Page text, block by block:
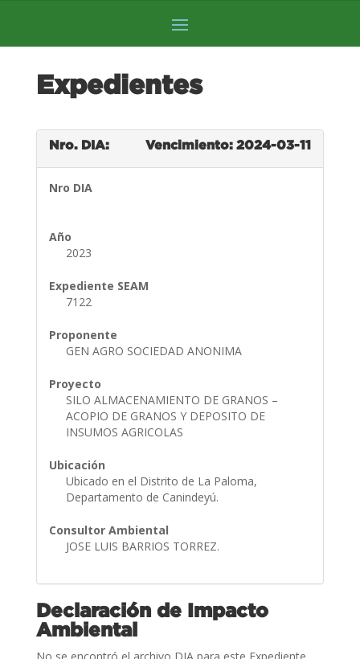
Expedientes
Nro. DIA: Vencimiento: 2024-03-11
Nro DIA
Año
2023
Expediente SEAM
7122
Proponente
GEN AGRO SOCIEDAD ANONIMA
Proyecto
SILO ALMACENAMIENTO DE GRANOS –
ACOPIO DE GRANOS Y DEPOSITO DE
INSUMOS AGRICOLAS
Ubicación
Ubicado en el Distrito de La Paloma,
Departamento de Canindeyú.
Consultor Ambiental
JOSE LUIS BARRIOS TORREZ.
Declaración de Impacto
Ambiental